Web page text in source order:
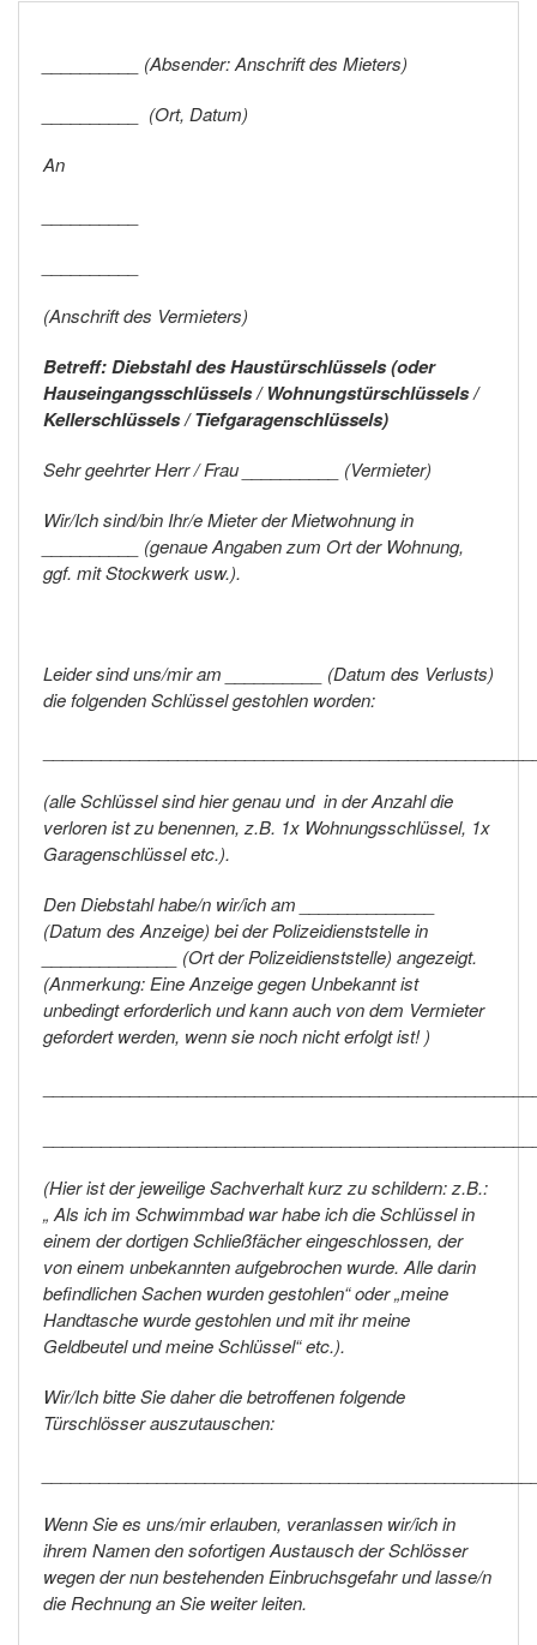
__________ (Absender: Anschrift des Mieters)
__________ (Ort, Datum)
An
(Anschrift des Vermieters)
Betreff: Diebstahl des Haustürschlüssels (oder
Hauseingangsschlüssels / Wohnungstürschlüssels /
Kellerschlüssels / Tiefgaragenschlüssels)
Sehr geehrter Herr / Frau __________ (Vermieter)
Wir/Ich sind/bin Ihr/e Mieter der Mietwohnung in
__________ (genaue Angaben zum Ort der Wohnung,
ggf. mit Stockwerk usw.).
Leider sind uns/mir am __________ (Datum des Verlusts)
die folgenden Schlüssel gestohlen worden:
(alle Schlüssel sind hier genau und in der Anzahl die
verloren ist zu benennen, z.B. 1x Wohnungsschlüssel, 1x
Garagenschlüssel etc.).
Den Diebstahl habe/n wir/ich am ______________
(Datum des Anzeige) bei der Polizeidienststelle in
______________ (Ort der Polizeidienststelle) angezeigt.
(Anmerkung: Eine Anzeige gegen Unbekannt ist
unbedingt erforderlich und kann auch von dem Vermieter
gefordert werden, wenn sie noch nicht erfolgt ist! )
(Hier ist der jeweilige Sachverhalt kurz zu schildern: z.B.:
„ Als ich im Schwimmbad war habe ich die Schlüssel in
einem der dortigen Schließfächer eingeschlossen, der
von einem unbekannten aufgebrochen wurde. Alle darin
befindlichen Sachen wurden gestohlen“ oder „meine
Handtasche wurde gestohlen und mit ihr meine
Geldbeutel und meine Schlüssel“ etc.).
Wir/Ich bitte Sie daher die betroffenen folgende
Türschlösser auszutauschen:
Wenn Sie es uns/mir erlauben, veranlassen wir/ich in
ihrem Namen den sofortigen Austausch der Schlösser
wegen der nun bestehenden Einbruchsgefahr und lasse/n
die Rechnung an Sie weiter leiten.